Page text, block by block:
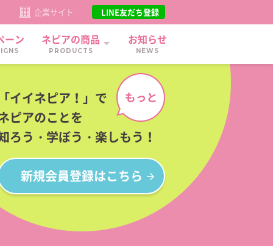
ーン ネピアの商品
PRODUCTS
お知らせ
NEWS
企業サイト LINE友だち登録
イイネピア！」で
ピアのことを
ろう・学ぼう・楽しもう！
新規会員登録はこちら